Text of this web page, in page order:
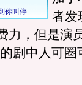
者发
力，但是演
剧中人可圈